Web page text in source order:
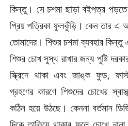
কিন্তু। সে চশমা ছাড়া বইপত্র পড়তে
প্রিয় পত্রিকা ফুলকুঁড়ি। কেন তার
তোমাদের। শিশুর চশমা ব্যবহার কিন্তু
শিশুর চোখ সুস্থ রাখার জন্য পুষ্টি
স্ক্রিনে থাকা এবং জাঙ্ক ফুড,
গ্রহণের কারণে শিশুদের চোখের
কঠিন হয়ে উঠছে। কেননা বর্তমান